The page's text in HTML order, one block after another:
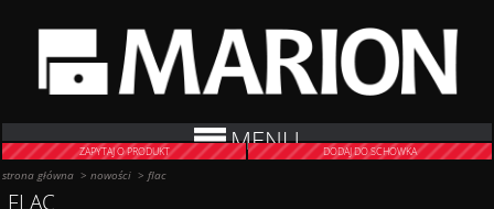
MENU
ZAPYTAJ O PRODUKT DODAJ DO SCHOWKA
strona główna >nowości >flac
FLAC